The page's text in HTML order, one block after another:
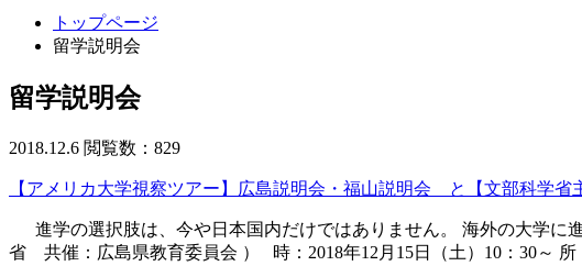
トップページ
留学説明会
留学説明会
2018.12.6 閲覧数：829
【アメリカ大学視察ツアー】広島説明会・福山説明会 と【文部科学省
進学の選択肢は、今や日本国内だけではありません。 海外の大学に
省 共催：広島県教育委員会 ） 時：2018年12月15日（土）10：30～